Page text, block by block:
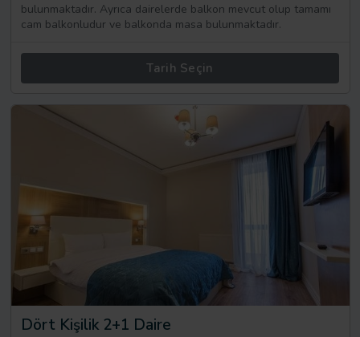
bulunmaktadır. Ayrıca dairelerde balkon mevcut olup tamamı
cam balkonludur ve balkonda masa bulunmaktadır.
Tarih Seçin
Dört Kişilik 2+1 Daire